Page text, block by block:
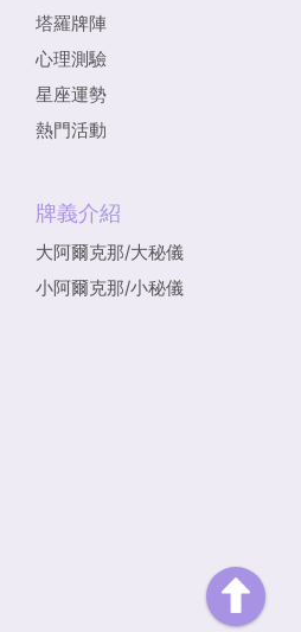
塔羅牌陣
心理測驗
星座運勢
熱門活動
牌義介紹
大阿爾克那/大秘儀
小阿爾克那/小秘儀